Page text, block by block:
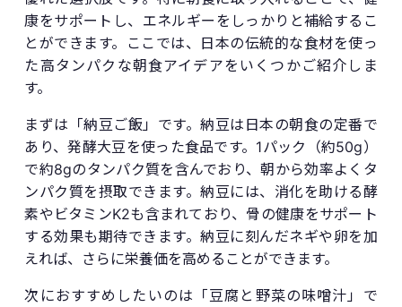
康をサポートし、エネルギーをしっかりと補給するこ
とができます。ここでは、日本の伝統的な食材を使っ
た高タンパクな朝食アイデアをいくつかご紹介しま
す。
まずは「納豆ご飯」です。納豆は日本の朝食の定番で
あり、発酵大豆を使った食品です。1パック（約50g）
で約8gのタンパク質を含んでおり、朝から効率よくタ
ンパク質を摂取できます。納豆には、消化を助ける酵
素やビタミンK2も含まれており、骨の健康をサポート
する効果も期待できます。納豆に刻んだネギや卵を加
えれば、さらに栄養価を高めることができます。
次におすすめしたいのは「豆腐と野菜の味噌汁」で